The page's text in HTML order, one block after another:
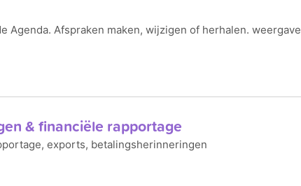
Agenda. Afspraken maken, wijzigen of herhalen. weergave
& financiële rapportage
exports, betalingsherinneringen